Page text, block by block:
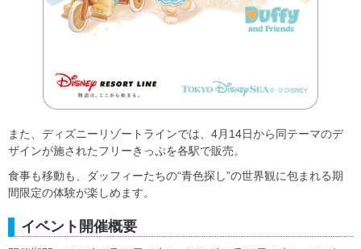
また、ディズニーリゾートラインでは、4月14日から同テーマのデ
ザインが施されたフリーきっぷを各駅で販売。
食事も移動も、ダッフィーたちの“青色探し”の世界観に包まれる期
間限定の体験が楽しめます。
イベント開催概要